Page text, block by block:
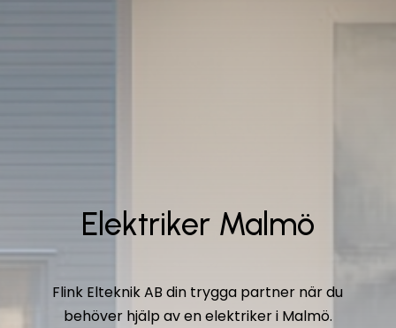
Elektriker Malmö
Flink Elteknik AB din trygga partner när du
behöver hjälp av en elektriker i Malmö.